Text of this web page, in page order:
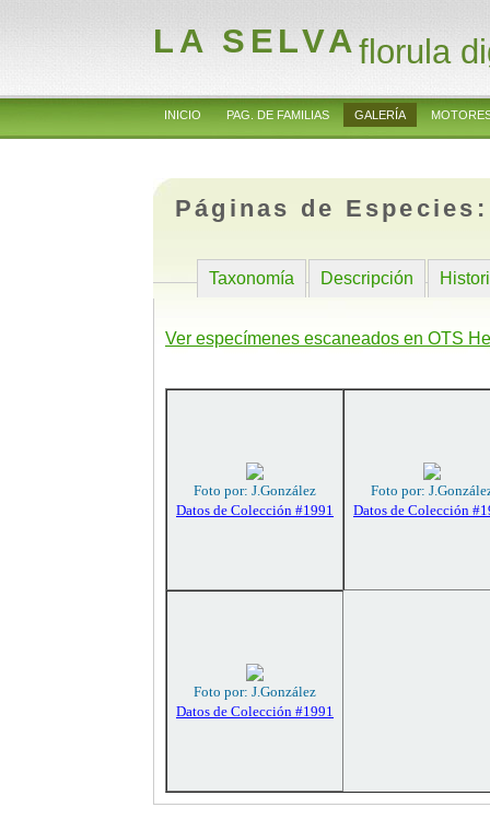
LA SELVAflorula
INICIO PAG. DE FAMILIAS GALERÍA
Páginas de
Taxonomía Descripción
Ver especímenes escaneados en OTS
Foto por: J.González
Datos de Colección #1991
Foto por:
Datos de Colección
Foto por: J.González
Datos de Colección #1991